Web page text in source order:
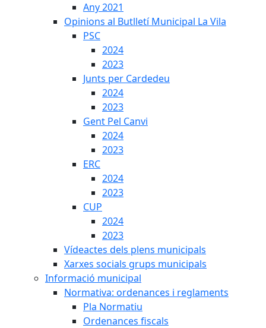
Any 2021
Opinions al Butlletí Municipal La Vila
PSC
2024
2023
Junts per Cardedeu
2024
2023
Gent Pel Canvi
2024
2023
ERC
2024
2023
CUP
2024
2023
Vídeactes dels plens municipals
Xarxes socials grups municipals
Informació municipal
Normativa: ordenances i reglaments
Pla Normatiu
Ordenances fiscals